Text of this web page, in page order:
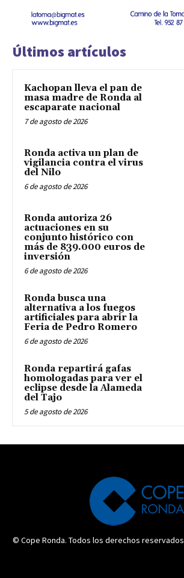
Últimos artículos
Kachopan lleva el pan de
masa madre de Ronda al
escaparate nacional
7 de agosto de 2026
Ronda activa un plan de
vigilancia contra el virus
del Nilo
6 de agosto de 2026
Ronda autoriza 26
actuaciones en su
conjunto histórico con
más de 839.000 euros de
inversión
6 de agosto de 2026
Ronda busca una
alternativa a los fuegos
artificiales para abrir la
Feria de Pedro Romero
6 de agosto de 2026
Ronda repartirá gafas
homologadas para ver el
eclipse desde la Alameda
del Tajo
5 de agosto de 2026
© Cope Ronda. Todos los derechos